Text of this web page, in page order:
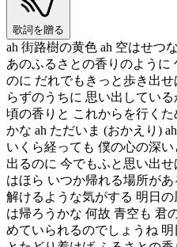
歌詞を贈る
ah 街路樹の黄色 ah 空はせつ
あのふるさとの香りのように
のに だれでもきっと歩き出
らずのうちに 思い出してい
頃の香りと これからを行く
かな ah ただいま (おかえり)
いくら経っても 僕の心の深
出るのに 今でもふと思い出
はほら いつか帰れる場所が
解けるような気がする 明日
は帰ろうかな 何故 青空も 君
めていられるのでしょうね